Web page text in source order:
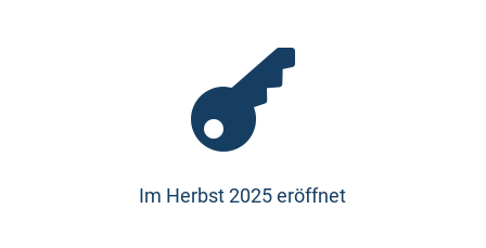

Im Herbst 2025 eröffnet